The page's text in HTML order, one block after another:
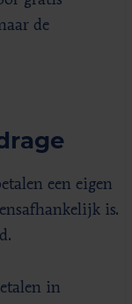
de
een eigen
is.
in